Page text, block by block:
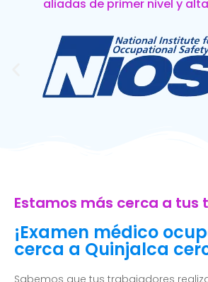
aliadas de primer nivel y
Estamos más cerca a tus
¡Examen médico
cerca a Quinjalca